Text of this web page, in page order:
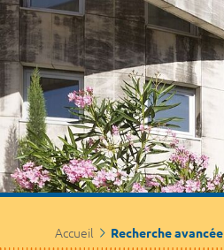
Accueil Recherche avancée